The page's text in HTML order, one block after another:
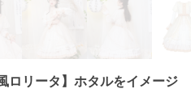
ロリータ】ホタルをイメージ